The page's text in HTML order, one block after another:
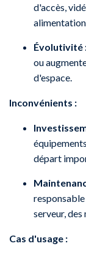
d'accès,
Évolutivité
ou
d'espace.
Inconvénients :
départ
serveur, des
Cas d'usage :